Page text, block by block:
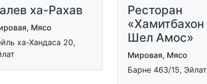
ха-Рахав
Мясо
ха-Хандаса 20,
Ресторан
«Хамитбахон
Шел Амос»
Мировая, Мясо
Барне 463/15, Эйлат